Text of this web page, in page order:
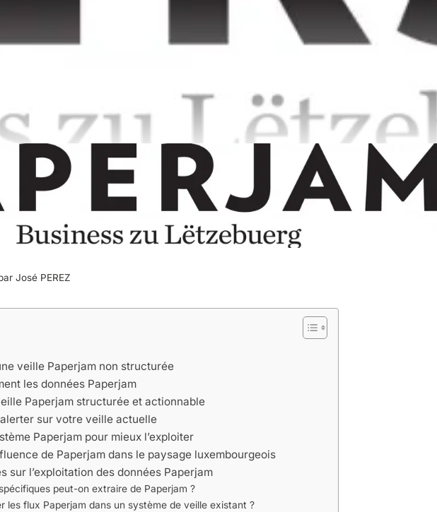
José PEREZ
veille Paperjam non structurée
les données Paperjam
Paperjam structurée et actionnable
sur votre veille actuelle
Paperjam pour mieux l’exploiter
de Paperjam dans le paysage luxembourgeois
sur l’exploitation des données Paperjam
peut-on extraire de Paperjam ?
les flux Paperjam dans un système de veille existant ?